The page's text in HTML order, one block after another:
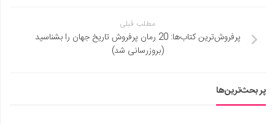
مطلب قبلی
پرفروش‌ترین کتاب‌ها: 20 رمان پرفروش تاریخ جهان را بشناسید
(بروزرسانی شد)
پر بحث‌ترین‌ها